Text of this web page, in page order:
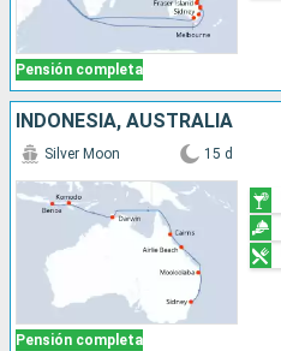
Pensión completa
INDONESIA, AUSTRALIA
Pensión completa
Silver Moon 15 d